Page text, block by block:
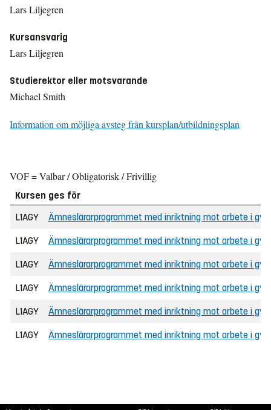
Lars Liljegren
Kursansvarig
Lars Liljegren
Studierektor eller motsvarande
Michael Smith
Information om möjliga avsteg från kursplan/utbildningsplan
VOF = Valbar / Obligatorisk / Frivillig
Kursen ges för
L1AGY
Ämneslärarprogrammet med inriktning mot arbete i
L1AGY Ämneslärarprogrammet med inriktning mot arbete i
L1AGY Ämneslärarprogrammet med inriktning mot arbete i
L1AGY Ämneslärarprogrammet med inriktning mot arbete i
L1AGY Ämneslärarprogrammet med inriktning mot arbete i
L1AGY Ämneslärarprogrammet med inriktning mot arbete i